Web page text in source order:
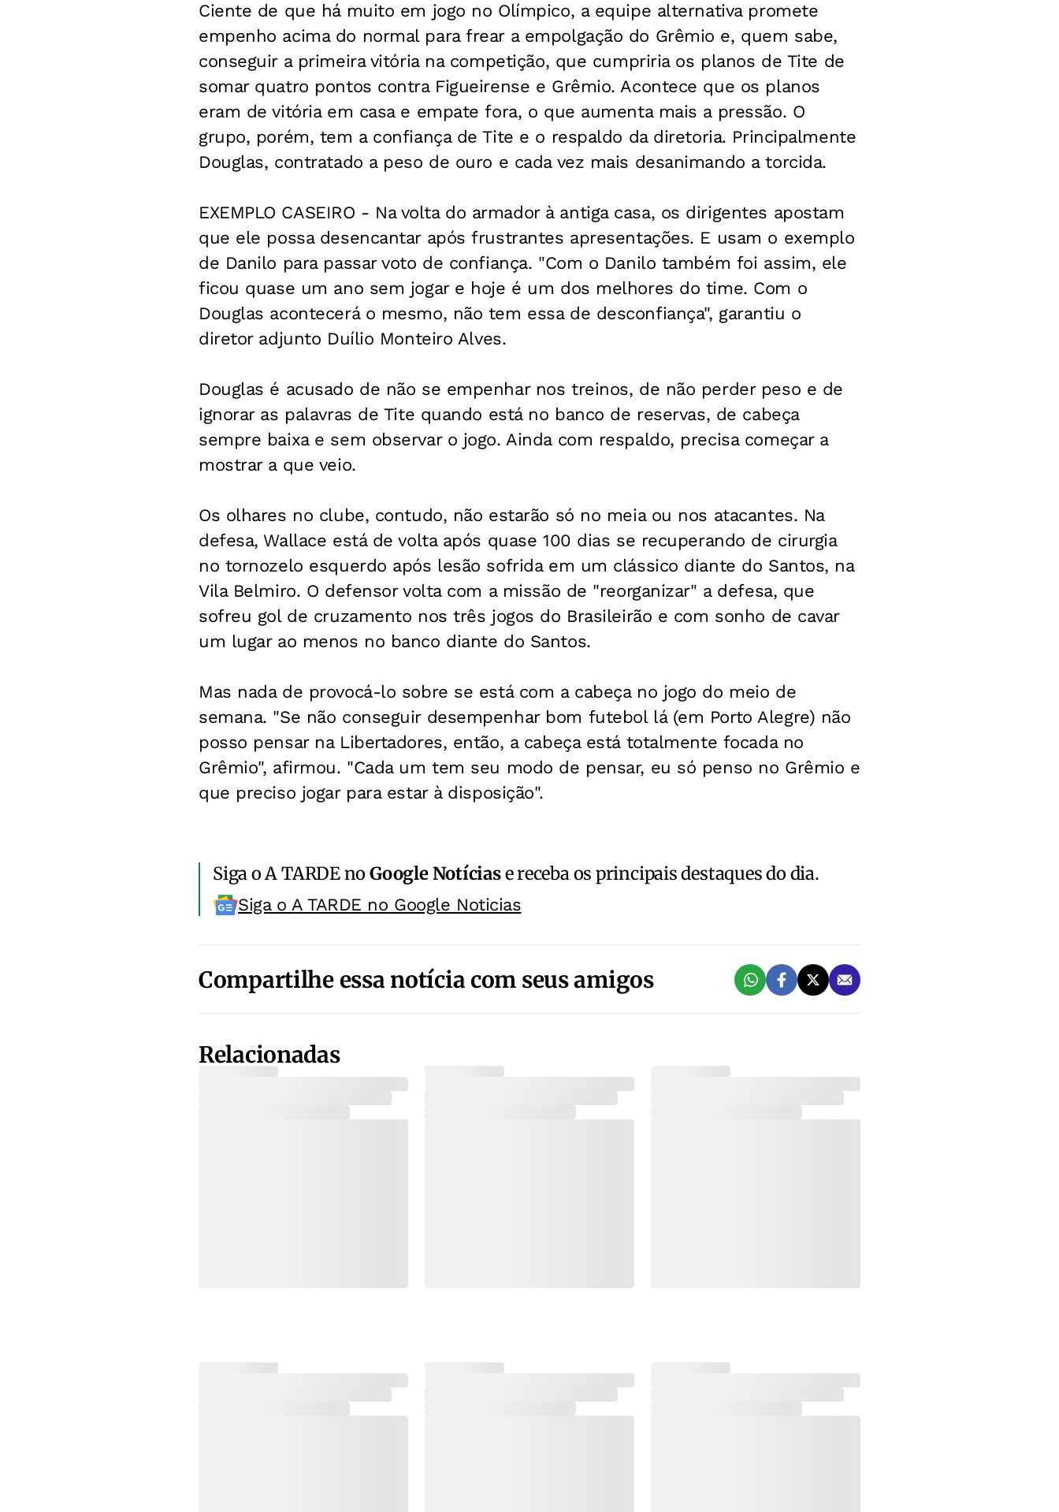
Ciente de que há muito em jogo no Olímpico, a equipe alternativa promete
empenho acima do normal para frear a empolgação do Grêmio e, quem sabe,
conseguir a primeira vitória na competição, que cumpriria os planos de Tite de
somar quatro pontos contra Figueirense e Grêmio. Acontece que os planos
eram de vitória em casa e empate fora, o que aumenta mais a pressão. O
grupo, porém, tem a confiança de Tite e o respaldo da diretoria. Principalmente
Douglas, contratado a peso de ouro e cada vez mais desanimando a torcida.
EXEMPLO CASEIRO - Na volta do armador à antiga casa, os dirigentes apostam
que ele possa desencantar após frustrantes apresentações. E usam o exemplo
de Danilo para passar voto de confiança. "Com o Danilo também foi assim, ele
ficou quase um ano sem jogar e hoje é um dos melhores do time. Com o
Douglas acontecerá o mesmo, não tem essa de desconfiança", garantiu o
diretor adjunto Duílio Monteiro Alves.
Douglas é acusado de não se empenhar nos treinos, de não perder peso e de
ignorar as palavras de Tite quando está no banco de reservas, de cabeça
sempre baixa e sem observar o jogo. Ainda com respaldo, precisa começar a
mostrar a que veio.
Os olhares no clube, contudo, não estarão só no meia ou nos atacantes. Na
defesa, Wallace está de volta após quase 100 dias se recuperando de cirurgia
no tornozelo esquerdo após lesão sofrida em um clássico diante do Santos, na
Vila Belmiro. O defensor volta com a missão de "reorganizar" a defesa, que
sofreu gol de cruzamento nos três jogos do Brasileirão e com sonho de cavar
um lugar ao menos no banco diante do Santos.
Mas nada de provocá-lo sobre se está com a cabeça no jogo do meio de
semana. "Se não conseguir desempenhar bom futebol lá (em Porto Alegre) não
posso pensar na Libertadores, então, a cabeça está totalmente focada no
Grêmio", afirmou. "Cada um tem seu modo de pensar, eu só penso no Grêmio e
que preciso jogar para estar à disposição".
Siga o A TARDE noGoogle Notíciase receba os principais destaques do dia.
Siga o A TARDE no Google Noticias
Compartilhe essa notícia com seus amigos
Relacionadas